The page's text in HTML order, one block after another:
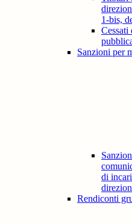
1-bis,
Cessati
Sanzioni per
di
Rendiconti